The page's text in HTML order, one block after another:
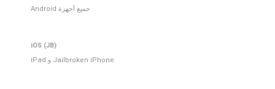
جميع أجهزة Android
iOS (JB)
Jailbroken iPhone و iPad